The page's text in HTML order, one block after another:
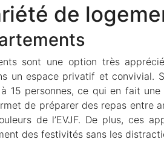
de
sont une option très
un espace privatif et convivial.
15 personnes, ce qui en fait
de préparer des repas entre
de l’EVJF. De plus, ces
des festivités sans les